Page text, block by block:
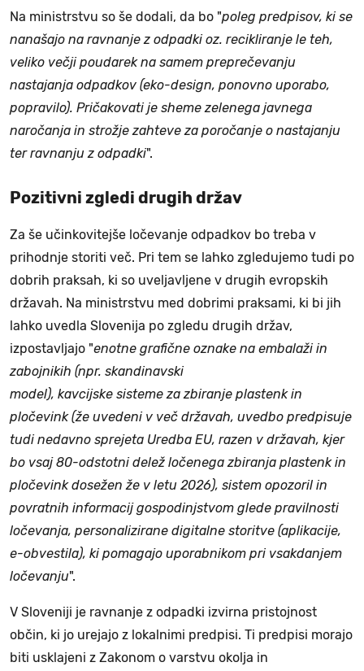
Na ministrstvu so še dodali, da bo "poleg predpisov, ki se
nanašajo na ravnanje z odpadki oz. recikliranje le teh,
veliko večji poudarek na samem preprečevanju
nastajanja odpadkov (eko-design, ponovno uporabo,
popravilo). Pričakovati je sheme zelenega javnega
naročanja in strožje zahteve za poročanje o nastajanju
ter ravnanju z odpadki".
Pozitivni zgledi drugih držav
Za še učinkovitejše ločevanje odpadkov bo treba v
prihodnje storiti več. Pri tem se lahko zgledujemo tudi po
dobrih praksah, ki so uveljavljene v drugih evropskih
državah. Na ministrstvu med dobrimi praksami, ki bi jih
lahko uvedla Slovenija po zgledu drugih držav,
izpostavljajo "enotne grafične oznake na embalaži in
zabojnikih (npr. skandinavski
model), kavcijske sisteme za zbiranje plastenk in
pločevink (že uvedeni v več državah, uvedbo predpisuje
tudi nedavno sprejeta Uredba EU, razen v državah, kjer
bo vsaj 80-odstotni delež ločenega zbiranja plastenk in
pločevink dosežen že v letu 2026), sistem opozoril in
povratnih informacij gospodinjstvom glede pravilnosti
ločevanja, personalizirane digitalne storitve (aplikacije,
e-obvestila), ki pomagajo uporabnikom pri vsakdanjem
ločevanju".
V Sloveniji je ravnanje z odpadki izvirna pristojnost
občin, ki jo urejajo z lokalnimi predpisi. Ti predpisi morajo
biti usklajeni z Zakonom o varstvu okolja in